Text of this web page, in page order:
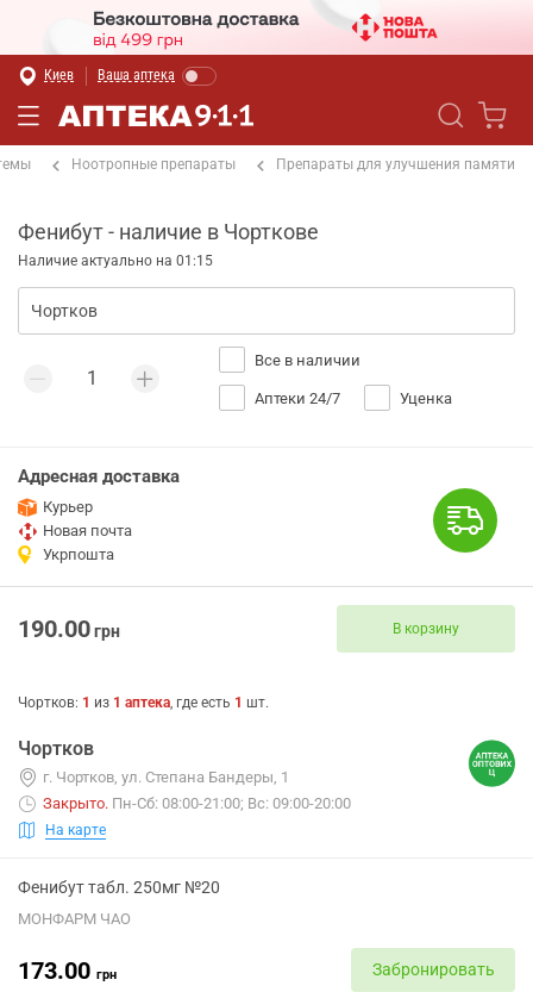
Киев Ваша аптека
Ноотропные препараты Препараты для улучшения памяти
Фенибут - наличие в Чорткове
Наличие актуально на 01:15
Все в наличии
Аптеки 24/7 Уценка
Адресная доставка
Курьер
Новая почта
Укрпошта
190.00грн В корзину
Чортков: 1 из 1 аптека, где есть 1 шт.
Чортков
г. Чортков, ул. Степана Бандеры, 1
Закрыто. Пн-Сб: 08:00-21:00; Вс: 09:00-20:00
На карте
Фенибут табл. 250мг №20
МОНФАРМ ЧАО
173.00 грн Забронировать